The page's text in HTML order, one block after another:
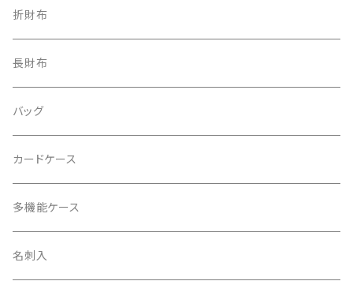
折財布
長財布
バッグ
カードケース
多機能ケース
名刺入